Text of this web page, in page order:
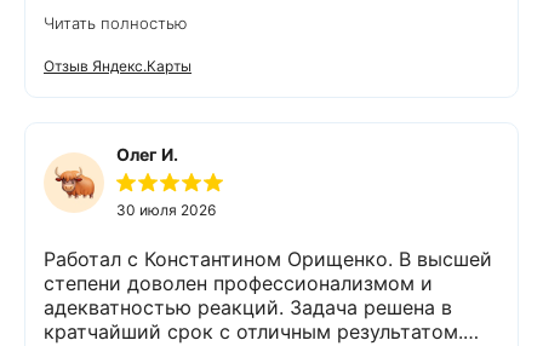
быстро и чётко всё объяснил,
порекомендовал и подобрал пару вариантов
оборудования. Монтаж так же сделали
Владимир был на связи и всегда отвечал на
интересующие нас вопросы. Приятным
бонусом был подарок😊👍спасибо. Остались
очень довольны компанией Экодар,
рекомендовать знакомым и друзьям,
обращаться в эту фирму.
Читать полностью
Отзыв Яндекс.Карты
Олег И.
30 июля 2026
Работал с Константином Орищенко. В высшей
степени доволен профессионализмом и
адекватностью реакций. Задача решена в
кратчайший срок с отличным результатом.